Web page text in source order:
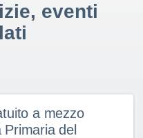
eventi
a mezzo
del